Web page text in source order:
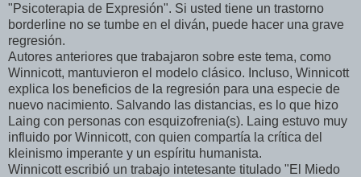
"Psicoterapia de Expresión". Si usted tiene un trastorno
borderline no se tumbe en el diván, puede hacer una grave
regresión.
Autores anteriores que trabajaron sobre este tema, como
Winnicott, mantuvieron el modelo clásico. Incluso, Winnicott
explica los beneficios de la regresión para una especie de
nuevo nacimiento. Salvando las distancias, es lo que hizo
Laing con personas con esquizofrenia(s). Laing estuvo muy
influido por Winnicott, con quien compartía la crítica del
kleinismo imperante y un espíritu humanista.
Winnicott escribió un trabajo intetesante titulado "El Miedo